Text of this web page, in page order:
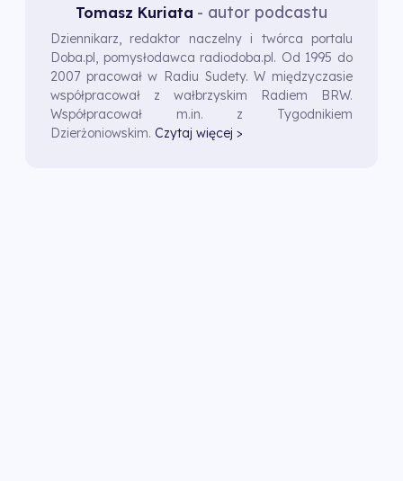
Tomasz Kuriata - autor podcastu
Dziennikarz, redaktor naczelny i twórca portalu
Doba.pl, pomysłodawca radiodoba.pl. Od 1995 do
2007 pracował w Radiu Sudety. W międzyczasie
współpracował z wałbrzyskim Radiem BRW.
Współpracował m.in. z Tygodnikiem
Dzierżoniowskim. Czytaj więcej >